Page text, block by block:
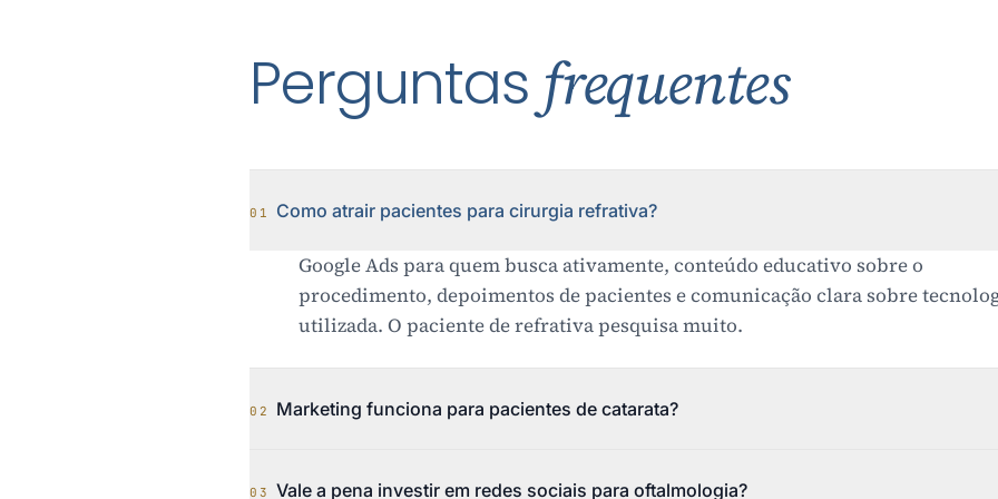
Perguntas frequentes
01 Como atrair pacientes para cirurgia refrativa?
Google Ads para quem busca ativamente, conteúdo educativo sobre o
procedimento, depoimentos de pacientes e comunicação clara sobre
utilizada. O paciente de refrativa pesquisa muito.
02 Marketing funciona para pacientes de catarata?
03 Vale a pena investir em redes sociais para oftalmologia?